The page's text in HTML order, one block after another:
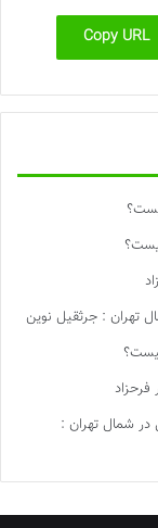
Copy URL
تهران : جرثقیل نوین
در شمال تهران :